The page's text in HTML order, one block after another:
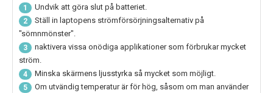
1 Undvik att göra slut på batteriet.
2
Ställ in laptopens strömförsörjningsalternativ på
"sömnmönster".
3
naktivera vissa onödiga applikationer som förbrukar mycket
ström.
4 Minska skärmens ljusstyrka så mycket som möjligt.
5
Om utvändig temperatur är för hög, såsom om man använder